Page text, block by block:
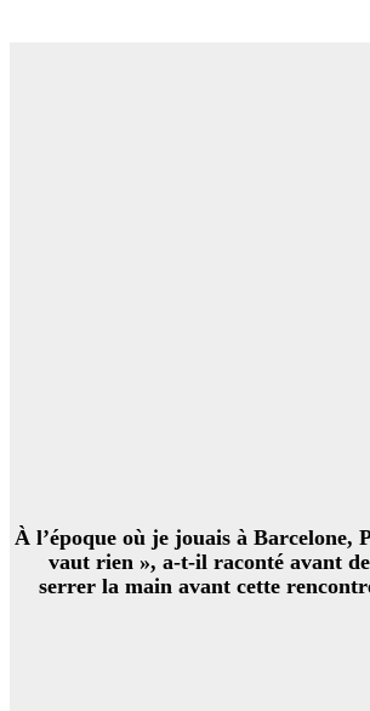
«À l’époque où je jouais à
vaut rien », a-t-il raconté avant
serrer la main avant cette